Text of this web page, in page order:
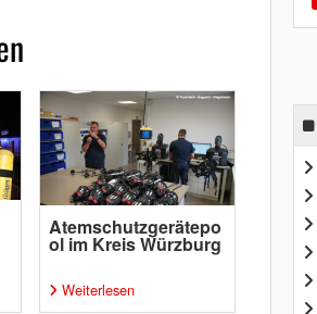
Atemschutzgerätepo
ol im Kreis Würzburg
Weiterlesen